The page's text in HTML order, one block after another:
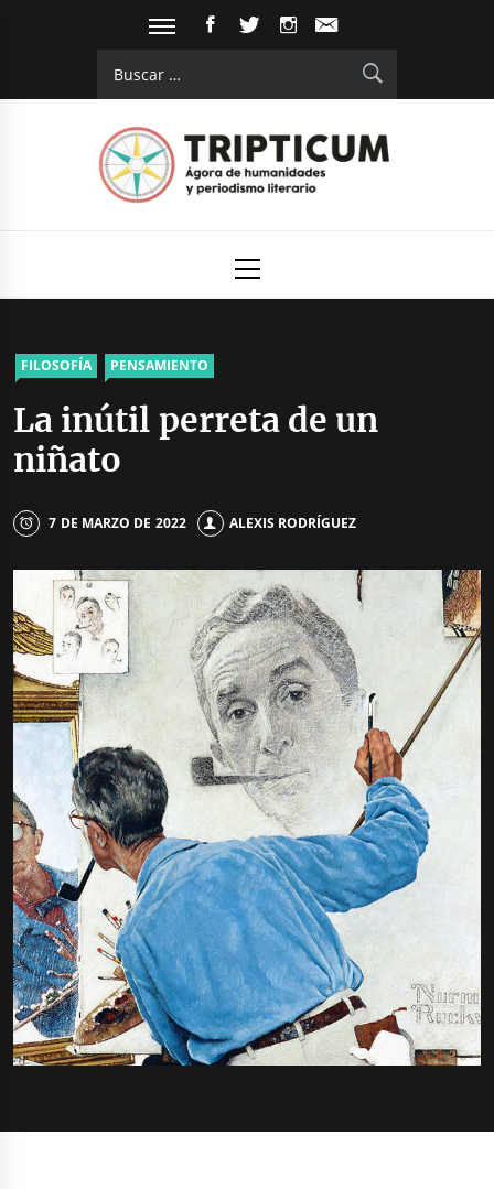
FACEBOOKTWITTERINSTAGRAM
principal
FILOSOFÍA PENSAMIENTO
La inútil perreta de un
niñato
7 DE MARZO DE 2022 ALEXIS RODRÍGUEZ